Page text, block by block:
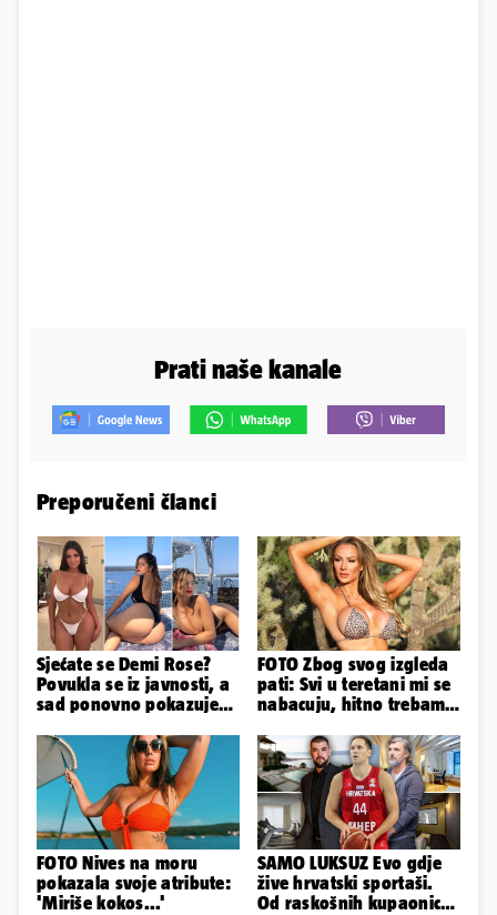
Prati naše kanale
Preporučeni članci
Sjećate se Demi Rose?
Povukla se iz javnosti, a
sad ponovno pokazuje
FOTO Zbog svog izgleda
pati: Svi u teretani mi se
nabacuju, hitno trebam
FOTO Nives na moru
pokazala svoje atribute:
'Miriše kokos...'
SAMO LUKSUZ Evo gdje
žive hrvatski sportaši.
Od raskošnih kupaonica